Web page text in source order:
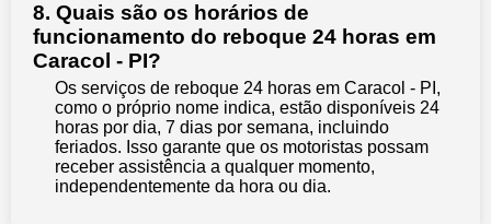
8. Quais são os horários de
funcionamento do reboque 24 horas em
Caracol - PI?
Os serviços de reboque 24 horas em Caracol - PI,
como o próprio nome indica, estão disponíveis 24
horas por dia, 7 dias por semana, incluindo
feriados. Isso garante que os motoristas possam
receber assistência a qualquer momento,
independentemente da hora ou dia.